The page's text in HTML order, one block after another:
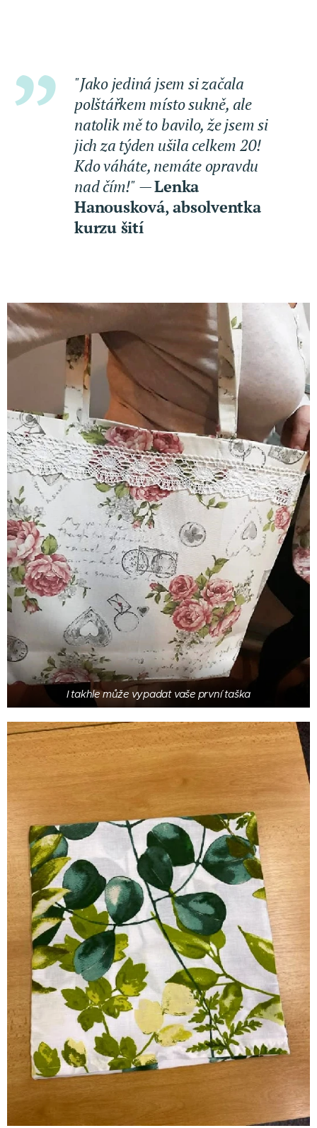
"Jako jediná jsem si začala
polštářkem místo sukně, ale
natolik mě to bavilo, že jsem si
jich za týden ušila celkem 20!
Kdo váháte, nemáte opravdu
nad čím!" —Lenka
Hanousková, absolventka
kurzu šití
I takhle může vypadat vaše první taška